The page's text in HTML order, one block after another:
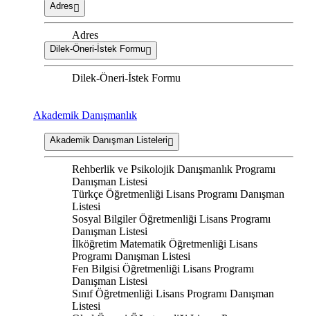
Adres
Adres
Dilek-Öneri-İstek Formu
Dilek-Öneri-İstek Formu
Akademik Danışmanlık
Akademik Danışman Listeleri
Rehberlik ve Psikolojik Danışmanlık Programı
Danışman Listesi
Türkçe Öğretmenliği Lisans Programı Danışman
Listesi
Sosyal Bilgiler Öğretmenliği Lisans Programı
Danışman Listesi
İlköğretim Matematik Öğretmenliği Lisans
Programı Danışman Listesi
Fen Bilgisi Öğretmenliği Lisans Programı
Danışman Listesi
Sınıf Öğretmenliği Lisans Programı Danışman
Listesi